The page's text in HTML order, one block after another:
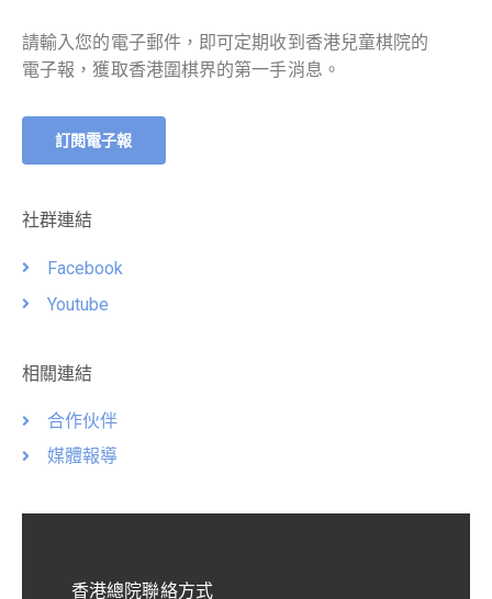
請輸入您的電子郵件，即可定期收到香港兒童棋院的
電子報，獲取香港圍棋界的第一手消息。
訂閱電子報
社群連結
Facebook
Youtube
相關連結
合作伙伴
媒體報導
香港總院聯絡方式